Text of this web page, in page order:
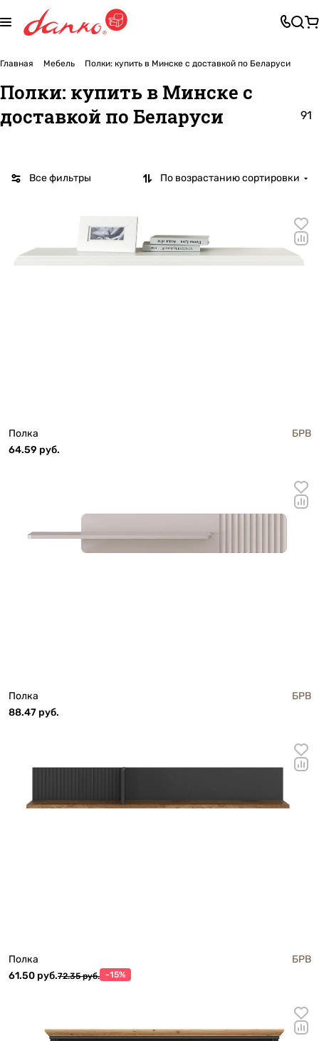
Главная Мебель Полки: купить в Минске с доставкой по Беларуси
Полки: купить в Минске с
доставкой по Беларуси
91
Все фильтры По возрастанию сортировки
Полка
БРВ
64.59 руб.
Полка
БРВ
88.47 руб.
Полка
БРВ
61.50 руб.72.35 руб. -15%